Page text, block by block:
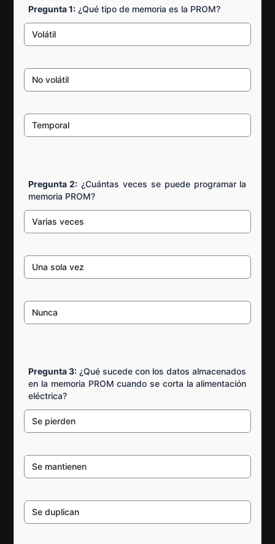
Pregunta 1: ¿Qué tipo de memoria es la PROM?
Volátil
No volátil
Temporal
Pregunta 2: ¿Cuántas veces se puede programar la
memoria PROM?
Varias veces
Una sola vez
Nunca
Pregunta 3: ¿Qué sucede con los datos almacenados
en la memoria PROM cuando se corta la alimentación
eléctrica?
Se pierden
Se mantienen
Se duplican